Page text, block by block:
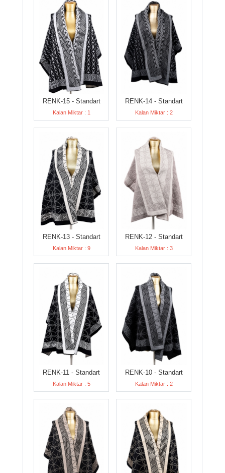
RENK-15 - Standart
Kalan Miktar : 1
RENK-14 - Standart
Kalan Miktar : 2
RENK-13 - Standart
Kalan Miktar : 9
RENK-12 - Standart
Kalan Miktar : 3
RENK-11 - Standart
Kalan Miktar : 5
RENK-10 - Standart
Kalan Miktar : 2